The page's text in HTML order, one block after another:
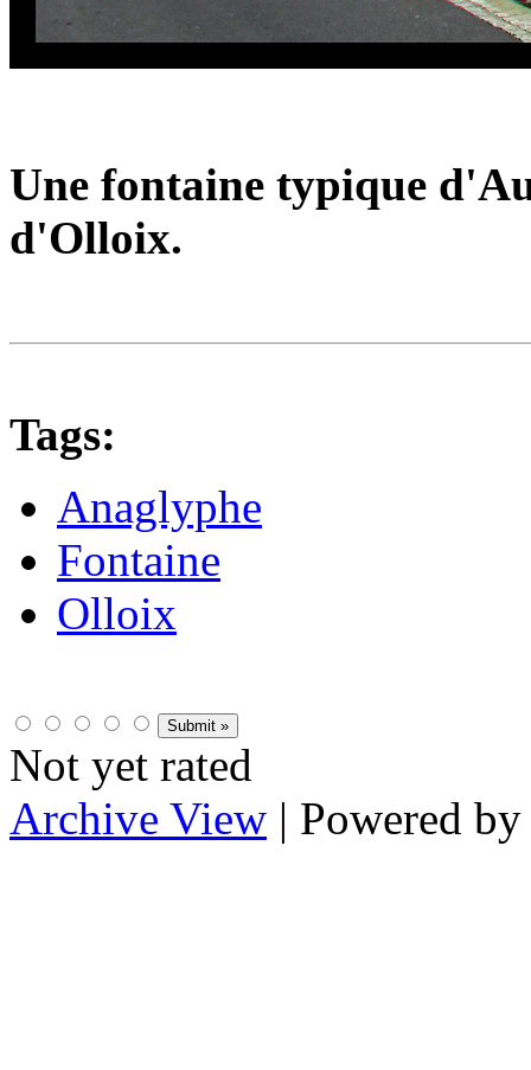
Une fontaine typique
d'Olloix.
Tags:
Anaglyphe
Fontaine
Olloix
Not yet rated
Archive View | Powered